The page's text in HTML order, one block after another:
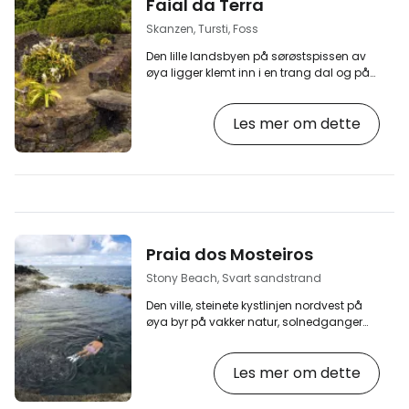
men velstelte natur, de rike grønne
fargene på trærne og gresset og de
Faial da Terra
Skanzen, Tursti, Foss
Den lille landsbyen på sørøstspissen av
øya ligger klemt inn i en trang dal og på
vakre, skogkledde og kuperte
omgivelsene, tiltrekkes turister spesielt av
den markerte turen opp i åsene til den
faialterra] …
Les mer om dette
Praia dos Mosteiros
Stony Beach, Svart sandstrand
Den ville, steinete kystlinjen nordvest på
øya byr på vakker natur, solnedganger
bade i havvannet. Sentrum i dette
turistområdet er den lille byen Mosteiros
med sin vakre kirke på torget. [btn "Velg et
Les mer om dette